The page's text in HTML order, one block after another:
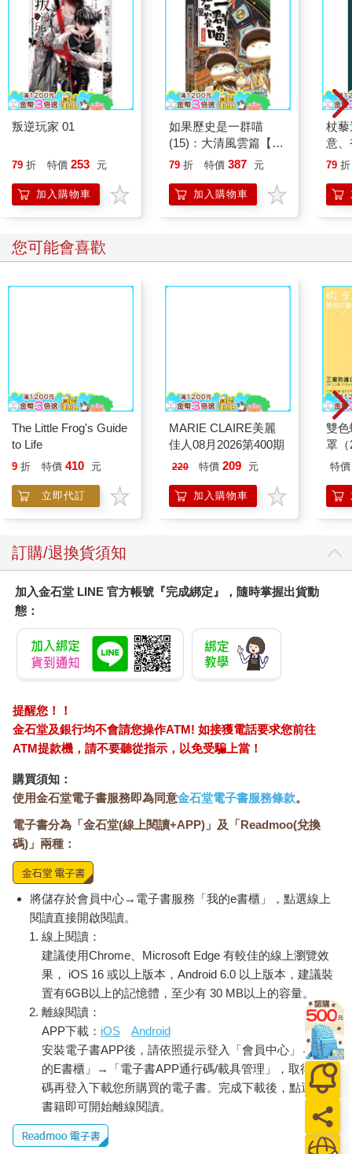
叛逆玩家 01
79 折 特價 253 元
加入購物車
如果歷史是一群喵
(15)：大清風雲篇【萌
貓漫畫學歷史】
79 折 特價 387 元
加入購物車
杖
意
恭
79 折
您可能會喜歡
The Little Frog's Guide
to Life
9 折 特價 410 元
立即代訂
MARIE CLAIRE美麗
佳人08月2026第400期
220 特價 209 元
加入購物車
雙
罩（
特價
訂購/退換貨須知
加入金石堂 LINE 官方帳號『完成綁定』，隨時掌握出貨動
態：
提醒您！！
金石堂及銀行均不會請您操作ATM! 如接獲電話要求您前往
ATM提款機，請不要聽從指示，以免受騙上當！
購買須知：
使用金石堂電子書服務即為同意金石堂電子書服務條款。
電子書分為「金石堂(線上閱讀+APP)」及「Readmoo(兌換
碼)」兩種：
將儲存於會員中心→電子書服務「我的e書櫃」，點選線上
閱讀直接開啟閱讀。
線上閱讀：
建議使用Chrome、Microsoft Edge 有較佳的線上瀏覽效
果， iOS 16 或以上版本，Android 6.0 以上版本，建議裝
置有6GB以上的記憶體，至少有 30 MB以上的容量。
離線閱讀：
APP下載： iOS
Android
安裝電子書APP後，請依照提示登入「會員中心」→「我
的E書櫃」→「電子書APP通行碼/載具管理」，取得通行
碼再登入下載您所購買的電子書。完成下載後，點選任一
書籍即可開始離線閱讀。